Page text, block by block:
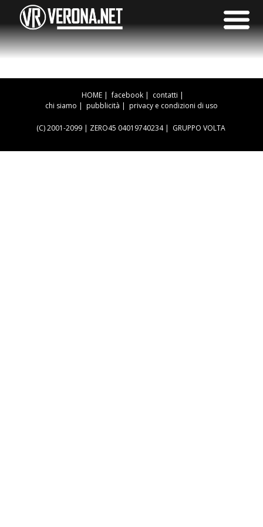
HOME | facebook | contatti |
chi siamo | pubblicità | privacy e condizioni di uso
(C) 2001-2099 | ZERO45 04019740234 | GRUPPO VOLTA